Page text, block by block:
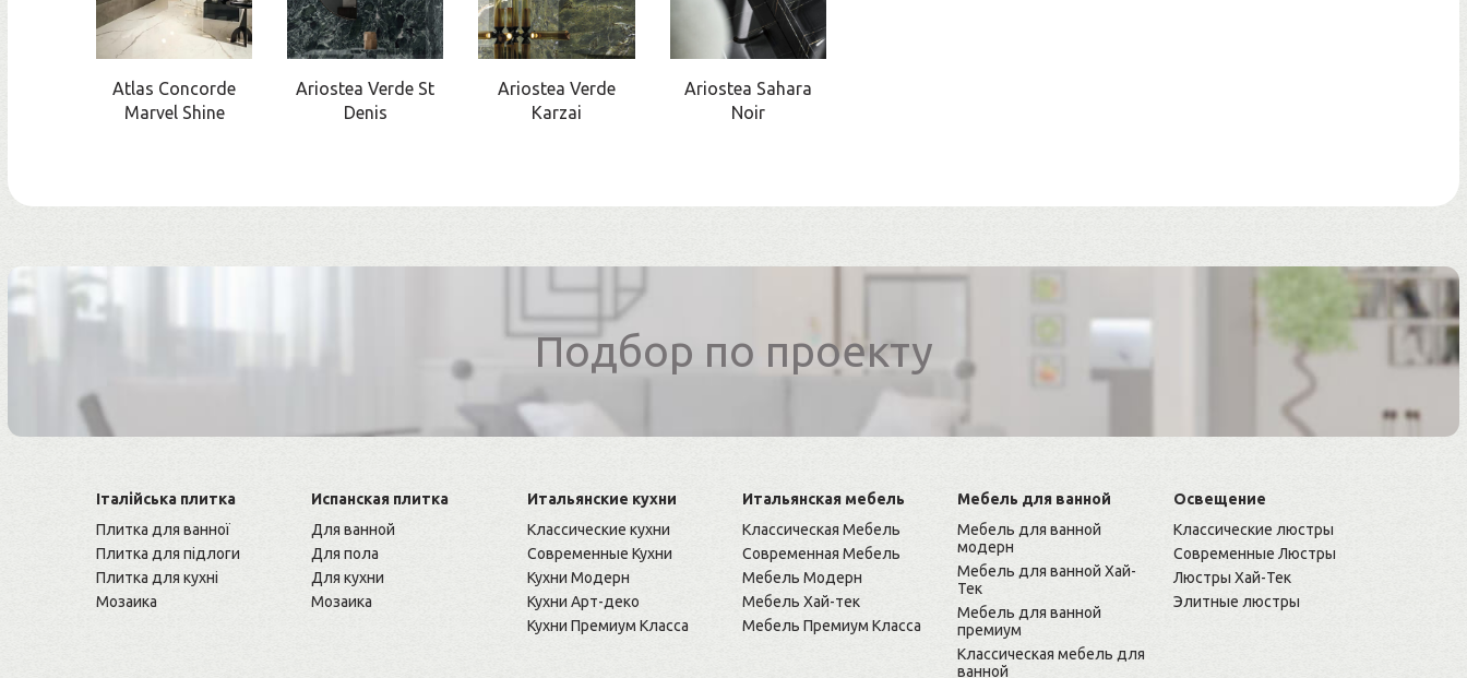
Atlas Concorde
Marvel Shine
Ariostea Verde St
Denis
Ariostea Verde
Karzai
Ariostea Sahara
Noir
Подбор по проекту
Італійська плитка
Плитка для ванної
Плитка для підлоги
Плитка для кухні
Мозаика
Испанская плитка
Для ванной
Для пола
Для кухни
Мозаика
Итальянские кухни
Классические кухни
Современные Кухни
Кухни Модерн
Кухни Арт-деко
Кухни Премиум Класса
Итальянская мебель
Классическая Мебель
Современная Мебель
Мебель Модерн
Мебель Хай-тек
Мебель Премиум Класса
Мебель для ванной
Мебель для ванной
модерн
Мебель для ванной Хай-
Тек
Мебель для ванной
премиум
Классическая мебель для
ванной
Освещение
Классические люстры
Современные Люстры
Люстры Хай-Тек
Элитные люстры